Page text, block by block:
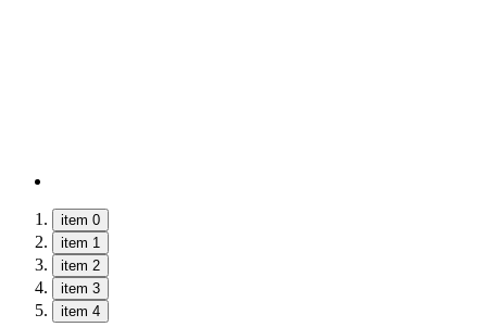
item 0
item 1
item 2
item 3
item 4